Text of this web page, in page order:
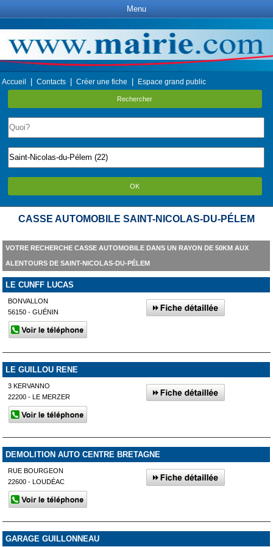
Menu
Accueil Contacts Créer une fiche Espace grand public
Rechercher
OK
CASSE AUTOMOBILE SAINT-NICOLAS-DU-PÉLEM
VOTRE RECHERCHE CASSE AUTOMOBILE DANS UN RAYON DE 50KM AUX
ALENTOURS DE SAINT-NICOLAS-DU-PÉLEM
LE CUNFF LUCAS
BONVALLON
56150 - GUÉNIN
LE GUILLOU RENE
3 KERVANNO
22200 - LE MERZER
DEMOLITION AUTO CENTRE BRETAGNE
RUE BOURGEON
22600 - LOUDÉAC
GARAGE GUILLONNEAU